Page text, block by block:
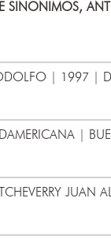
SINONIMOS,
| 1997 |
|
JUAN